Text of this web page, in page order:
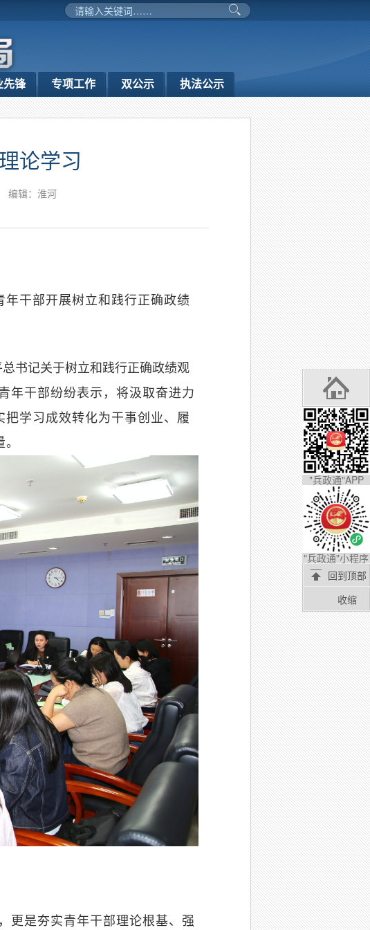
先锋 专项工作 双公示 执法公示
论学习
编辑：淮河
干部开展树立和践行正确政绩
书记关于树立和践行正确政绩观
年干部纷纷表示，将汲取奋进力
学习成效转化为干事创业、履
更是夯实青年干部理论根基、强
"兵政通"APP
"兵政通"小程序
回到顶部
收缩